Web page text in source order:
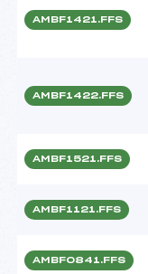
AMBF1421.FFS
AMBF1422.FFS
AMBF1521.FFS
AMBF1121.FFS
AMBF0841.FFS